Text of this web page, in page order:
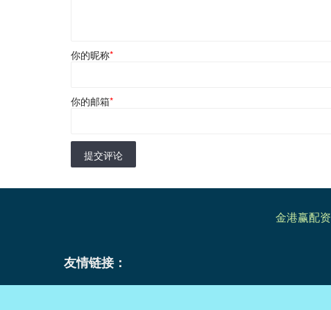
你的昵称*
你的邮箱*
提交评论
金港赢配资
友情链接：